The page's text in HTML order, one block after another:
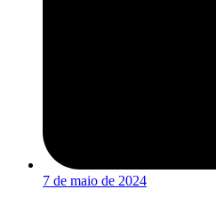
7 de maio de 2024